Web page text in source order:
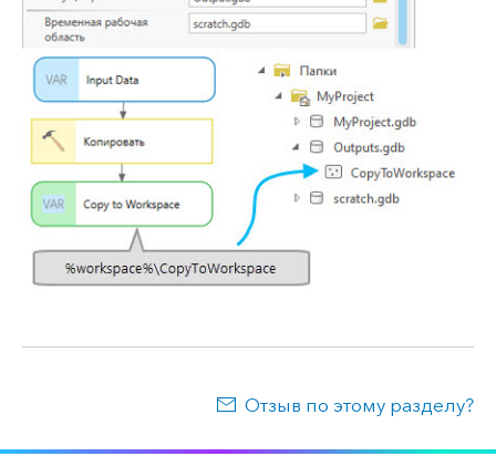
Отзыв по этому разделу?